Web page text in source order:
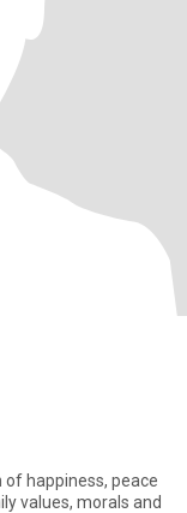
happiness, peace
values, morals and